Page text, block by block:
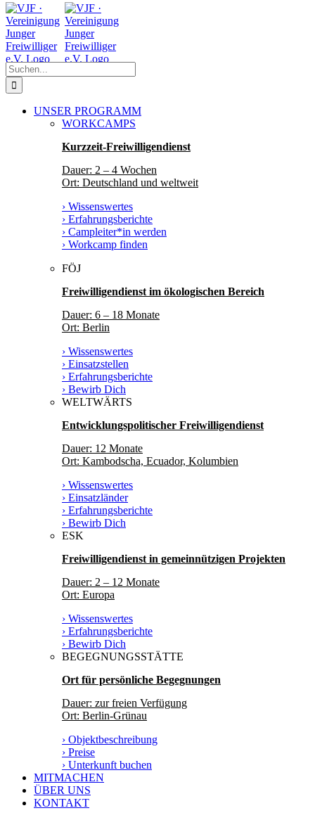
Zum
Inhalt
springen
Facebook
Instagram
YouTube
Suche
nach:
UNSER PROGRAMM
WORKCAMPS
Kurzzeit-Freiwilligendienst
Dauer: 2 – 4 Wochen
Ort: Deutschland und weltweit
› Wissenswertes
› Erfahrungsberichte
› Campleiter*in werden
› Workcamp finden
FÖJ
Freiwilligendienst im ökologischen Bereich
Dauer: 6 – 18 Monate
Ort: Berlin
› Wissenswertes
› Einsatzstellen
› Erfahrungsberichte
› Bewirb Dich
WELTWÄRTS
Entwicklungspolitischer Freiwilligendienst
Dauer: 12 Monate
Ort: Kambodscha, Ecuador, Kolumbien
› Wissenswertes
› Einsatzländer
› Erfahrungsberichte
› Bewirb Dich
ESK
Freiwilligendienst in gemeinnützigen Projekten
Dauer: 2 – 12 Monate
Ort: Europa
› Wissenswertes
› Erfahrungsberichte
› Bewirb Dich
BEGEGNUNGSSTÄTTE
Ort für persönliche Begegnungen
Dauer: zur freien Verfügung
Ort: Berlin-Grünau
› Objektbeschreibung
› Preise
› Unterkunft buchen
MITMACHEN
ÜBER UNS
KONTAKT